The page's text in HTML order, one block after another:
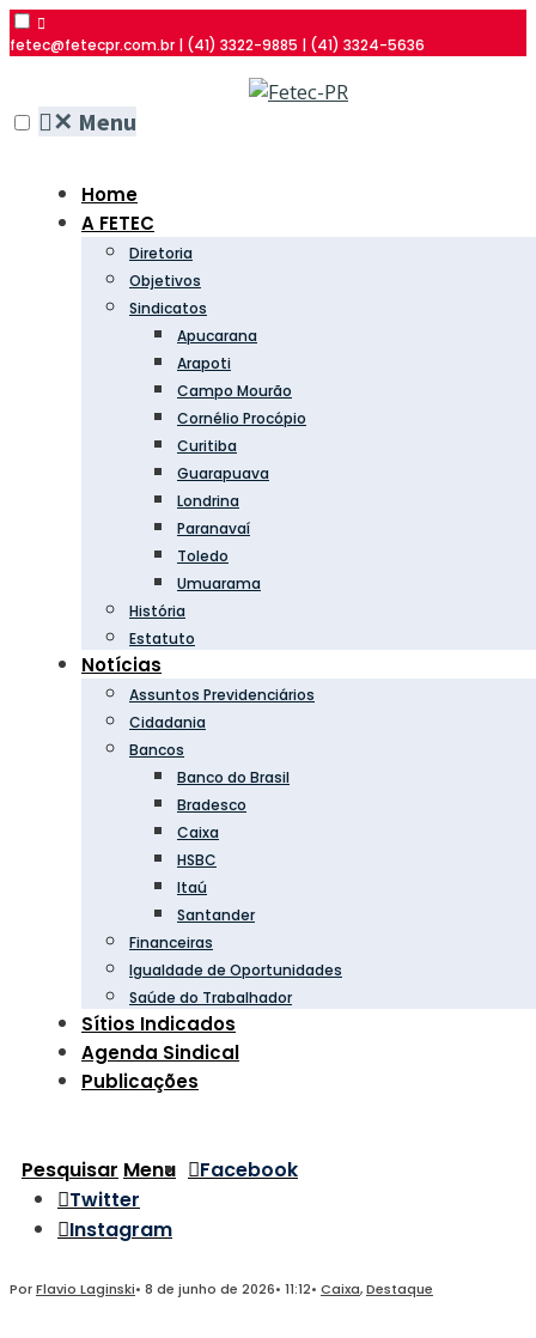
fetec@fetecpr.com.br | (41) 3322-9885 | (41) 3324-5636
✕ Menu
Home
A FETEC
Diretoria
Objetivos
Sindicatos
Apucarana
Arapoti
Campo Mourão
Cornélio Procópio
Curitiba
Guarapuava
Londrina
Paranavaí
Toledo
Umuarama
História
Estatuto
Notícias
Assuntos Previdenciários
Cidadania
Bancos
Banco do Brasil
Bradesco
Caixa
HSBC
Itaú
Santander
Financeiras
Igualdade de Oportunidades
Saúde do Trabalhador
Sítios Indicados
Agenda Sindical
Publicações
Pesquisar Menu
Facebook
Twitter
Instagram
PorFlavio Laginski• 8 de junho de 2026• 11:12• Caixa,Destaque